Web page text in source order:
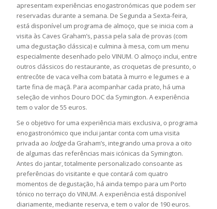
apresentam experiências enogastronómicas que podem ser
reservadas durante a semana. De Segunda a Sexta-feira,
está disponível um programa de almoço, que se inicia com a
visita às Caves Graham’s, passa pela sala de provas (com
uma degustação clássica) e culmina à mesa, com um menu
especialmente desenhado pelo VINUM. O almoço inclui, entre
outros clássicos do restaurante, as croquetas de presunto, o
entrecôte de vaca velha com batata à murro e legumes e a
tarte fina de maçã. Para acompanhar cada prato, há uma
seleção de vinhos Douro DOC da Symington. A experiência
tem o valor de 55 euros.
Se o objetivo for uma experiência mais exclusiva, o programa
enogastronómico que inclui jantar conta com uma visita
privada ao lodgeda Graham’s, integrando uma prova a oito
de algumas das referências mais icónicas da Symington.
Antes do jantar, totalmente personalizado consoante as
preferências do visitante e que contará com quatro
momentos de degustação, há ainda tempo para um Porto
tónico no terraço do VINUM. A experiência está disponível
diariamente, mediante reserva, e tem o valor de 190 euros.